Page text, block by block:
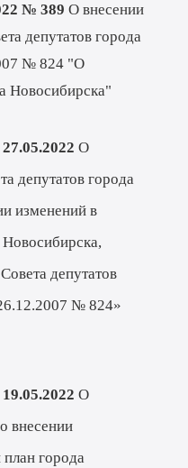
№ 389 О внесении
депутатов города
№ 824 "О
Новосибирска"
27.05.2022 О
депутатов города
изменений в
депутатов
№ 824»
19.05.2022 О
внесении
города